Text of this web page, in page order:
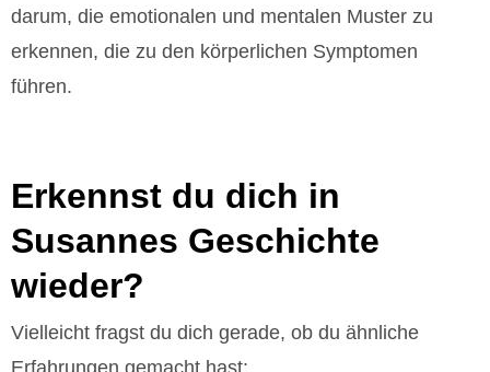
darum, die emotionalen und mentalen Muster zu
erkennen, die zu den körperlichen Symptomen
führen.
Erkennst du dich in
Susannes Geschichte
wieder?
Vielleicht fragst du dich gerade, ob du ähnliche
Erfahrungen gemacht hast: